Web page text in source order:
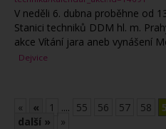
V neděli 6. dubna proběhne od
Stanici techniků DDM hl. m.
akce Vítání jara aneb vynášení
Dejvice
« « 1 .... 55 56 57 58
další »
»